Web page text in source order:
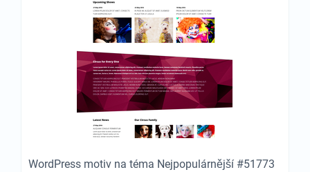
WordPress motiv na téma Nejpopulárnější #51773